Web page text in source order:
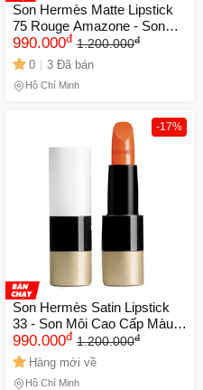
Son Hermès Matte Lipstick
75 Rouge Amazone - Son
Môi Đỏ Cam Cao Cấp
Engraved Limited Edition,
Sang Trọng và Quyến Rũ
990.000đ 1.200.000đ
0 3 Đã bán
Hồ Chí Minh
-17%
Son Hermès Satin Lipstick
33 - Son Môi Cao Cấp Màu
Cam Tươi, Chất Lượng Đỉnh
Cao, Phù Hợp Với Mọi Trang
Điểm
990.000đ 1.200.000đ
Hàng mới về
Hồ Chí Minh